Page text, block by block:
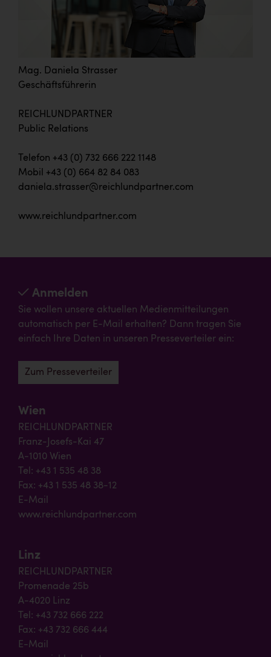
Mag. Daniela Strasser
Geschäftsführerin
REICHLUNDPARTNER
Public Relations
Telefon +43 (0) 732 666 222 1148
Mobil +43 (0) 664 82 84 083
daniela.strasser@reichlundpartner.com
www.reichlundpartner.com
Anmelden
Sie wollen unsere aktuellen Medienmitteilungen
automatisch per E-Mail erhalten? Dann tragen Sie
einfach Ihre Daten in unseren Presseverteiler ein:
Zum Presseverteiler
Wien
REICHLUNDPARTNER
Franz-Josefs-Kai 47
A-1010 Wien
Tel: +43 1 535 48 38
Fax: +43 1 535 48 38-12
E-Mail
www.reichlundpartner.com
Linz
REICHLUNDPARTNER
Promenade 25b
A-4020 Linz
Tel: +43 732 666 222
Fax: +43 732 666 444
E-Mail